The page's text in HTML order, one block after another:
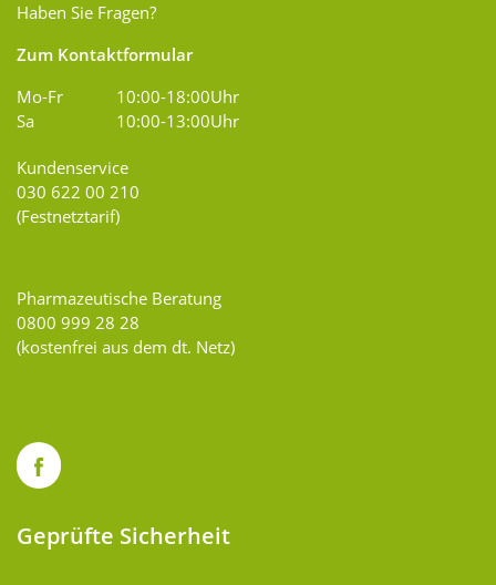
Haben Sie Fragen?
Zum Kontaktformular
Mo-Fr
10:00-18:00Uhr
Sa
10:00-13:00Uhr
Kundenservice
030 622 00 210
(Festnetztarif)
Pharmazeutische Beratung
0800 999 28 28
(kostenfrei aus dem dt. Netz)
Geprüfte Sicherheit